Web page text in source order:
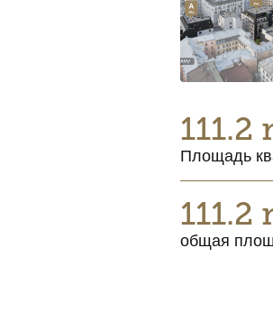
111.2
Площадь
111.2
общая